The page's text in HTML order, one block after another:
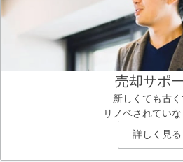
売却サポ
新しくても古く
リノベされてい
詳しく見る